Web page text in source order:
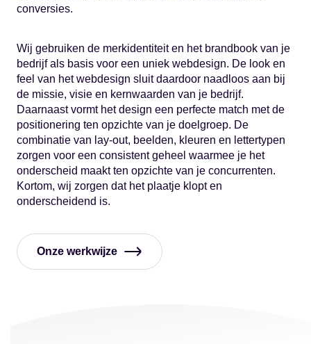
conversies.
Wij gebruiken de merkidentiteit en het brandbook van je
bedrijf als basis voor een uniek webdesign. De look en
feel van het webdesign sluit daardoor naadloos aan bij
de missie, visie en kernwaarden van je bedrijf.
Daarnaast vormt het design een perfecte match met de
positionering ten opzichte van je doelgroep. De
combinatie van lay-out, beelden, kleuren en lettertypen
zorgen voor een consistent geheel waarmee je het
onderscheid maakt ten opzichte van je concurrenten.
Kortom, wij zorgen dat het plaatje klopt en
onderscheidend is.
Onze werkwijze